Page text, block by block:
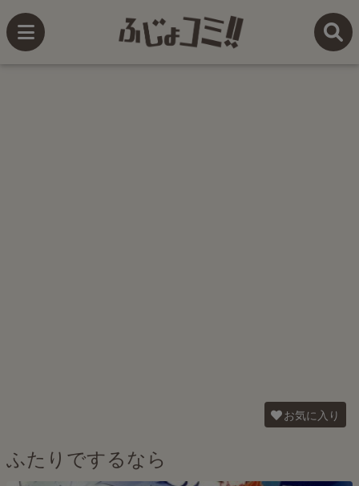
お気に入り
ふたりでするなら